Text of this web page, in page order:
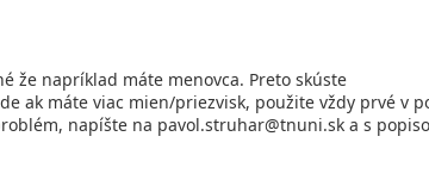
že napríklad máte menovca. Preto skúste
ak máte viac mien/priezvisk, použite vždy prvé v
napíšte na pavol.struhar@tnuni.sk a s